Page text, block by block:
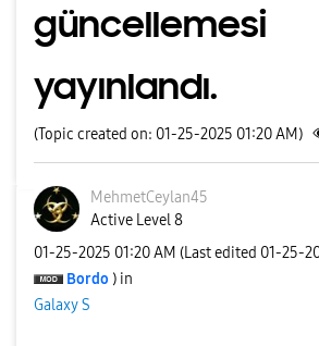
güncellemesi
yayınlandı.
(Topic created on: 01-25-2025 01:20 AM)
MehmetCeylan45
Active Level 8
‎01-25-2025 01:20 AM (Last edited ‎01-25-
Bordo ) in
Galaxy S